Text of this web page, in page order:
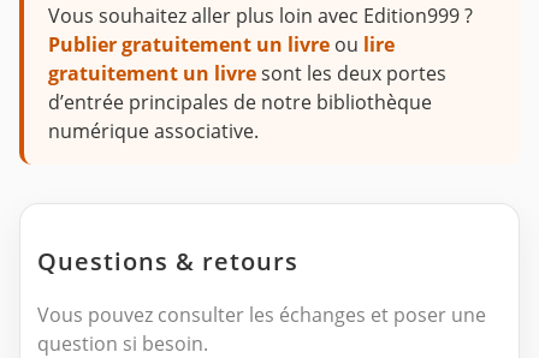
Vous souhaitez aller plus loin avec Edition999 ?
Publier gratuitement un livre ou lire
gratuitement un livresont les deux portes
d’entrée principales de notre bibliothèque
numérique associative.
Questions & retours
Vous pouvez consulter les échanges et poser une
question si besoin.